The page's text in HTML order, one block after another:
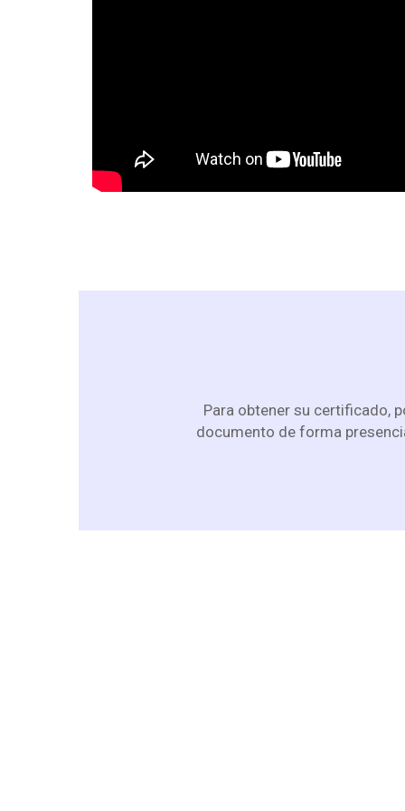
Para obtener su certificado,
documento de forma